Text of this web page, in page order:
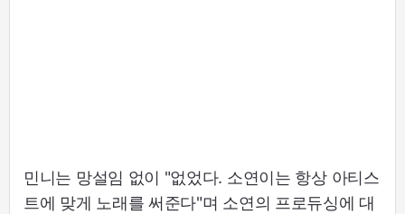
민니는 망설임 없이 "없었다. 소연이는 항상 아티스
트에 맞게 노래를 써준다"며 소연의 프로듀싱에 대